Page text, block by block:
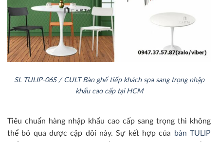
SL TULIP-06S / CULT Bàn ghế tiếp khách spa sang trọng nhập
khẩu cao cấp tại HCM
Tiêu chuẩn hàng nhập khẩu cao cấp sang trọng thì không
thể bỏ qua được cặp đôi này. Sự kết hợp của
bàn TULIP